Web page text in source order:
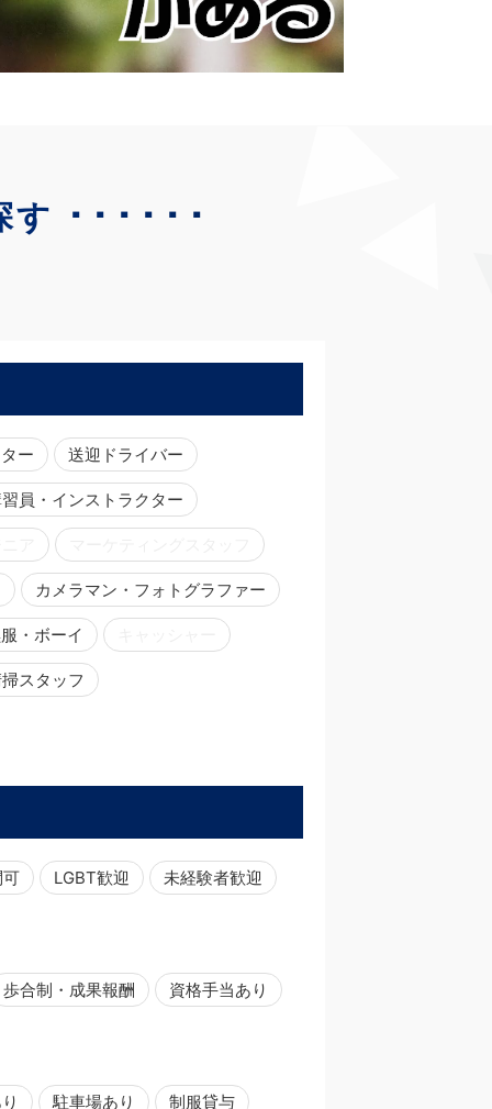
す ･･････
ー 送迎ドライバー
員・インストラクター
カメラマン・フォトグラファー
・ボーイ
スタッフ
LGBT歓迎 未経験者歓迎
歩合制・成果報酬 資格手当あり
駐車場あり 制服貸与